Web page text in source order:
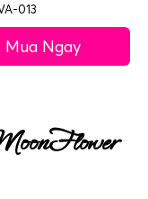
013
Mua Ngay